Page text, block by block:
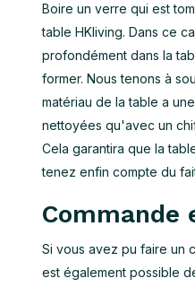
Boire un verre qui est
table HKliving. Dans ce
profondément dans la
former. Nous tenons à
matériau de la table a
nettoyées qu'avec un
Cela garantira que la
tenez enfin compte du
Commande
Si vous avez pu faire un
est également possible